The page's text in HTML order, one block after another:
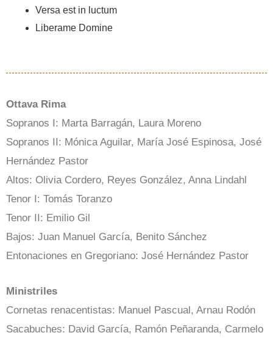
Versa est in luctum
Liberame Domine
Ottava Rima
Sopranos I: Marta Barragán, Laura Moreno
Sopranos II: Mónica Aguilar, María José Espinosa, José
Hernández Pastor
Altos: Olivia Cordero, Reyes González, Anna Lindahl
Tenor I: Tomás Toranzo
Tenor II: Emilio Gil
Bajos: Juan Manuel García, Benito Sánchez
Entonaciones en Gregoriano: José Hernández Pastor
Ministriles
Cornetas renacentistas: Manuel Pascual, Arnau Rodón
Sacabuches: David García, Ramón Peñaranda, Carmelo